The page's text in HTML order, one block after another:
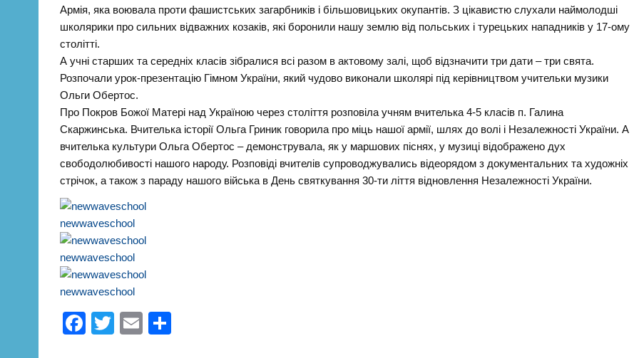
Армія, яка воювала проти фашистських загарбників і більшовицьких окупантів. З цікавистю слухали наймолодші
школярики про сильних відважних козаків, які боронили нашу землю від польських і турецьких нападників у 17-ому
столітті.
А учні старших та середніх класів зібралися всі разом в актовому залі, щоб відзначити три дати – три свята.
Розпочали урок-презентацію Гімном України, який чудово виконали школярі під керівництвом учительки музики
Ольги Обертос.
Про Покров Божої Матері над Україною через століття розповіла учням вчителька 4-5 класів п. Галина
Скаржинська. Вчителька історії Ольга Гриник говорила про міць нашої армії, шлях до волі і Незалежності України. А
вчителька культури Ольга Обертос – демонструвала, як у маршових піснях, у музиці відображено дух
свободолюбивості нашого народу. Розповіді вчителів супроводжувались відеорядом з документальних та художніх
стрічок, а також з параду нашого війська в День святкування 30-ти ліття відновлення Незалежності України.
newwaveschool
newwaveschool
newwaveschool
F
T
E